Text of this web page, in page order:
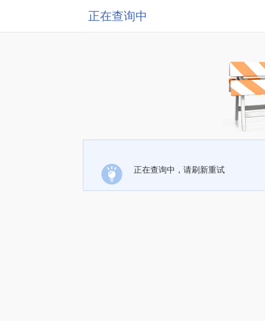
正在查询中
正在查询中，请刷新重试